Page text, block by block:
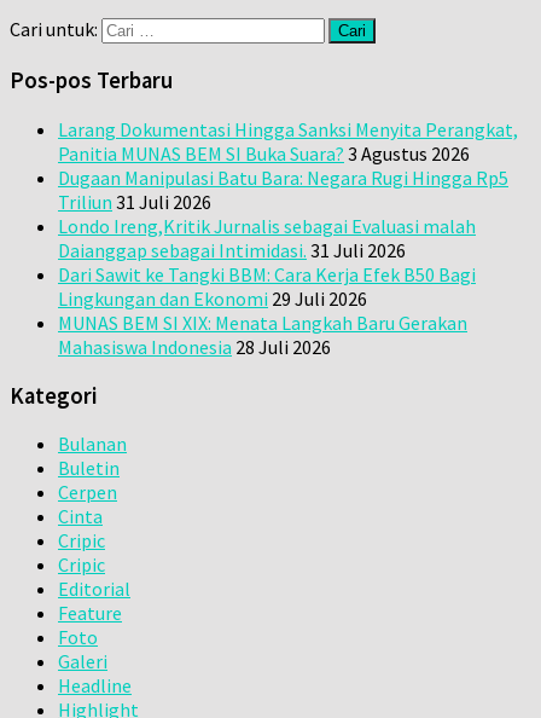
Cari untuk:
Pos-pos Terbaru
Larang Dokumentasi Hingga Sanksi Menyita Perangkat,
Panitia MUNAS BEM SI Buka Suara? 3 Agustus 2026
Dugaan Manipulasi Batu Bara: Negara Rugi Hingga Rp5
Triliun 31 Juli 2026
Londo Ireng,Kritik Jurnalis sebagai Evaluasi malah
Daianggap sebagai Intimidasi. 31 Juli 2026
Dari Sawit ke Tangki BBM: Cara Kerja Efek B50 Bagi
Lingkungan dan Ekonomi 29 Juli 2026
MUNAS BEM SI XIX: Menata Langkah Baru Gerakan
Mahasiswa Indonesia 28 Juli 2026
Kategori
Bulanan
Buletin
Cerpen
Cinta
Cripic
Cripic
Editorial
Feature
Foto
Galeri
Headline
Highlight